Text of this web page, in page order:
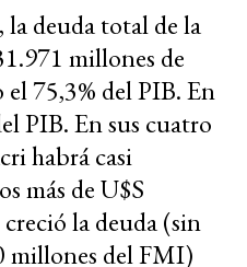
la deuda total de la
millones de
75,3% del PIB. En
PIB. En sus cuatro
habrá casi
más de U$S
la deuda (sin
millones del FMI)